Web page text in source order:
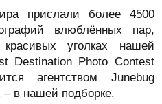
прислали более 4500
влюблённых пар,
уголках нашей
Destination Photo Contest
агентством Junebug
в нашей подборке.